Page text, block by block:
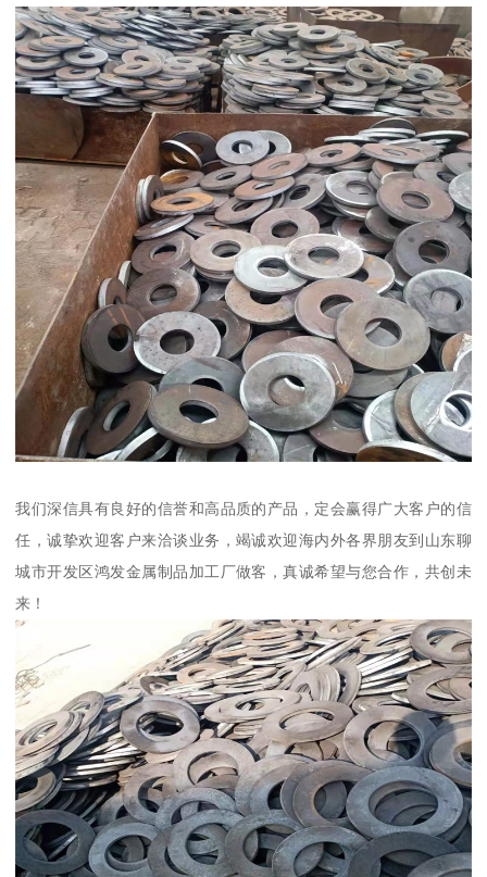
我们深信具有良好的信誉和高品质的产品，定会赢得广大客户的信
任，诚挚欢迎客户来洽谈业务，竭诚欢迎海内外各界朋友到山东聊
城市开发区鸿发金属制品加工厂做客，真诚希望与您合作，共创未
来！